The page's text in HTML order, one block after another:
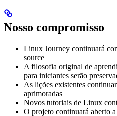
Nosso compromisso
Linux Journey continuará
source
A filosofia original de
para iniciantes serão
As lições existentes
aprimoradas
Novos tutoriais de Linux
O projeto continuará aberto